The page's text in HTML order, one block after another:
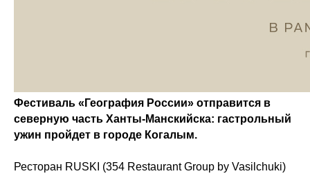
Фестиваль «География России» отправится в
северную часть Ханты-Манскийска: гастрольный
ужин пройдет в городе Когалым.
Ресторан RUSKI (354 Restaurant Group by Vasilchuki)